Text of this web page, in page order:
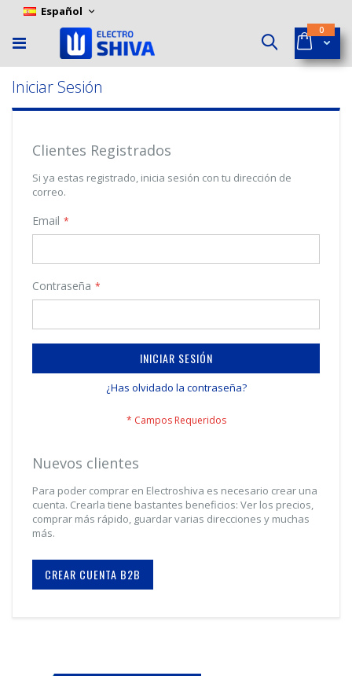
Skip
to
Content
LanguageEspañol
Cart
0ítems
Buscar
Iniciar Sesión
Clientes Registrados
Si ya estas registrado, inicia sesión con tu dirección de
correo.
Email
Contraseña
INICIAR SESIÓN
¿Has olvidado la contraseña?
Nuevos clientes
Para poder comprar en Electroshiva es necesario crear una
cuenta. Crearla tiene bastantes beneficios: Ver los precios,
comprar más rápido, guardar varias direcciones y muchas
más.
CREAR CUENTA B2B